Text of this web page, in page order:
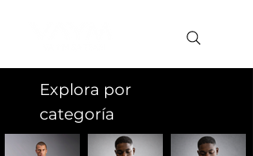
Explora por
categoría